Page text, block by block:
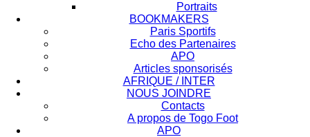
Portraits
BOOKMAKERS
Paris Sportifs
Echo des Partenaires
APO
Articles sponsorisés
AFRIQUE / INTER
NOUS JOINDRE
Contacts
A propos de Togo Foot
APO